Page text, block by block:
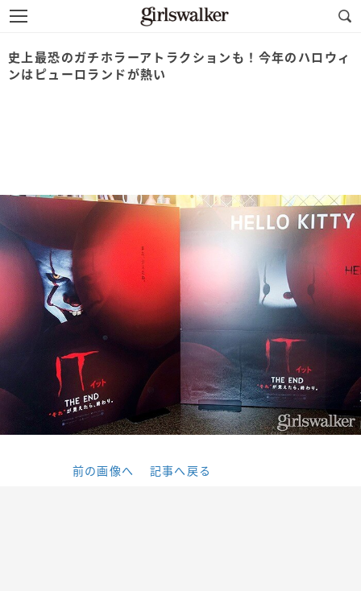
史上最恐のガチホラーアトラクションも！今年のハロウィ
ンはピューロランドが熱い
前の画像へ 記事へ戻る